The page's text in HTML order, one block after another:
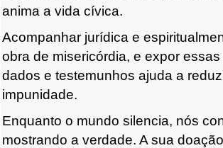
anima a vida cívica.
Acompanhar jurídica e
obra de misericórdia, e expor
dados e testemunhos ajuda a
impunidade.
Enquanto o mundo silencia, nós
mostrando a verdade. A sua